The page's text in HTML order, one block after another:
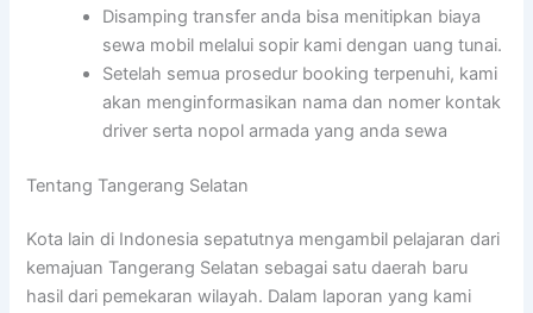
Disamping transfer anda bisa menitipkan biaya
sewa mobil melalui sopir kami dengan uang tunai.
Setelah semua prosedur booking terpenuhi, kami
akan menginformasikan nama dan nomer kontak
driver serta nopol armada yang anda sewa
Tentang Tangerang Selatan
Kota lain di Indonesia sepatutnya mengambil pelajaran dari
kemajuan Tangerang Selatan sebagai satu daerah baru
hasil dari pemekaran wilayah. Dalam laporan yang kami